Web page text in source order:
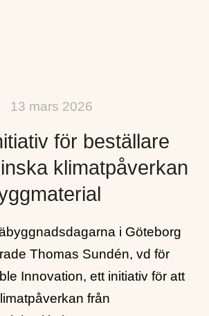
13 mars 2026
för beställare
klimatpåverkan
i Göteborg
Thomas Sundén, vd för
Innovation, ett initiativ för att
från